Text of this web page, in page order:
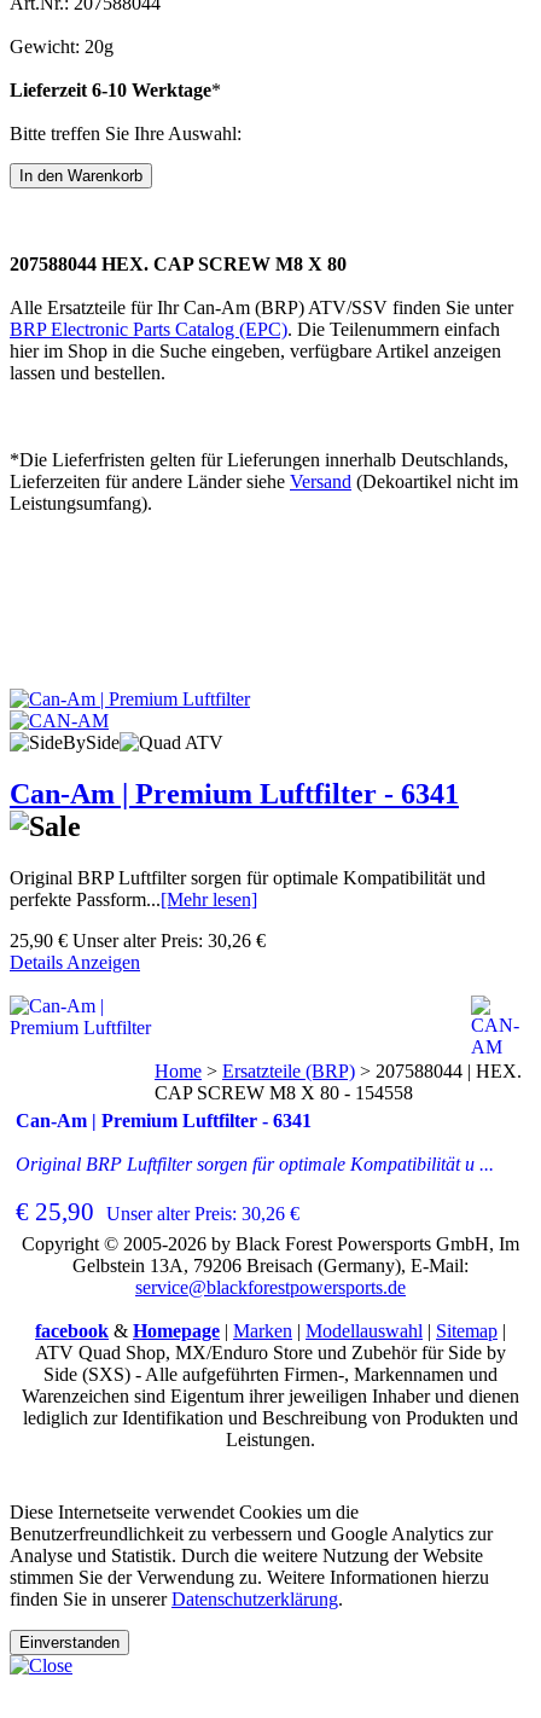
Gewicht: 20g
Lieferzeit 6-10 Werktage*
Bitte treffen Sie Ihre Auswahl:
207588044 HEX. CAP SCREW M8 X 80
Alle Ersatzteile für Ihr Can-Am (BRP) ATV/SSV finden Sie unter
BRP Electronic Parts Catalog (EPC). Die Teilenummern einfach
hier im Shop in die Suche eingeben, verfügbare Artikel anzeigen
lassen und bestellen.
*Die Lieferfristen gelten für Lieferungen innerhalb Deutschlands,
Lieferzeiten für andere Länder siehe Versand (Dekoartikel nicht im
Leistungsumfang).
Can-Am | Premium Luftfilter - 6341
Original BRP Luftfilter sorgen für optimale Kompatibilität und
perfekte Passform...[Mehr lesen]
25,90 € Unser alter Preis: 30,26 €
Details Anzeigen
Can-Am | Premium Luftfilter - 6341
Original BRP Luftfilter sorgen für optimale Kompatibilität u ...
€ 25,90 Unser alter Preis: 30,26 €
Home > Ersatzteile (BRP) > 207588044 | HEX.
CAP SCREW M8 X 80 - 154558
Copyright © 2005-2026 by Black Forest Powersports GmbH, Im
Gelbstein 13A, 79206 Breisach (Germany), E-Mail:
service@blackforestpowersports.de
facebook & Homepage | Marken | Modellauswahl | Sitemap |
ATV Quad Shop, MX/Enduro Store und Zubehör für Side by
Side (SXS) - Alle aufgeführten Firmen-, Markennamen und
Warenzeichen sind Eigentum ihrer jeweiligen Inhaber und dienen
lediglich zur Identifikation und Beschreibung von Produkten und
Leistungen.
Diese Internetseite verwendet Cookies um die
Benutzerfreundlichkeit zu verbessern und Google Analytics zur
Analyse und Statistik. Durch die weitere Nutzung der Website
stimmen Sie der Verwendung zu. Weitere Informationen hierzu
finden Sie in unsererDatenschutzerklärung.
Einverstanden